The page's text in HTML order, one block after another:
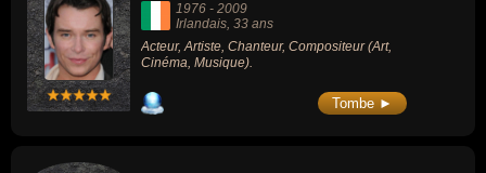
1976 - 2009
Irlandais, 33 ans
Acteur, Artiste, Chanteur, Compositeur (Art,
Cinéma, Musique).
Tombe ►